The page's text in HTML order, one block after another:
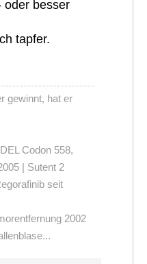
oder besser
tapfer.
gewinnt, hat er
Codon 558,
| Sutent 2
seit
2002